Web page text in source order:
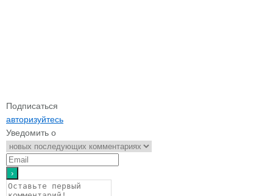
Подписаться
авторизуйтесь
Уведомить о